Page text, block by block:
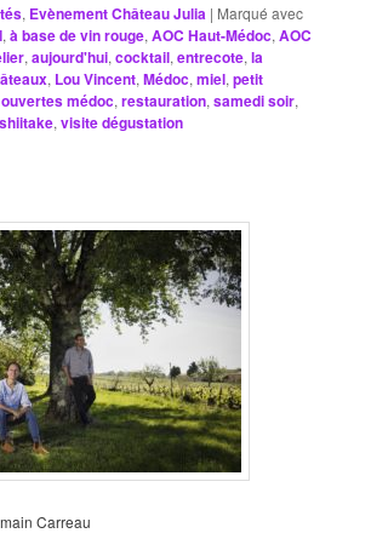
, Evènement Château Julia | Marqué avec
,à base de vin rouge,AOC Haut-Médoc,AOC
,aujourd'hui,cocktail,entrecote,la
, Lou Vincent,Médoc,miel,petit
médoc,restauration,samedi soir,
shiitake,visite dégustation
Carreau